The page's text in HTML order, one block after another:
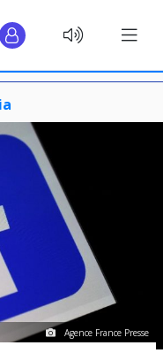
Agence France Presse